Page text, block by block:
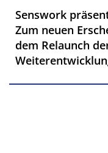
Senswork
Zum neuen
dem Relaunch